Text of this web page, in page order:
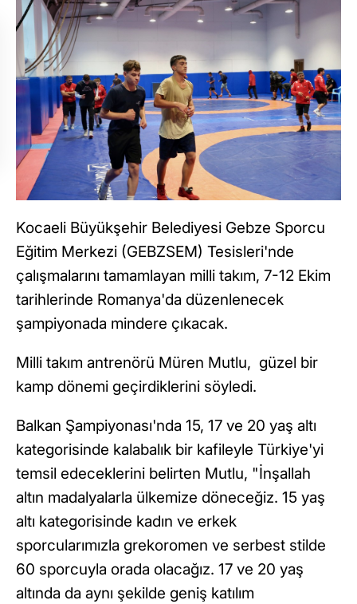
Kocaeli Büyükşehir Belediyesi Gebze Sporcu
Eğitim Merkezi (GEBZSEM) Tesisleri'nde
çalışmalarını tamamlayan milli takım, 7-12 Ekim
tarihlerinde Romanya'da düzenlenecek
şampiyonada mindere çıkacak.
Milli takım antrenörü Müren Mutlu, güzel bir
kamp dönemi geçirdiklerini söyledi.
Balkan Şampiyonası'nda 15, 17 ve 20 yaş altı
kategorisinde kalabalık bir kafileyle Türkiye'yi
temsil edeceklerini belirten Mutlu, "İnşallah
altın madalyalarla ülkemize döneceğiz. 15 yaş
altı kategorisinde kadın ve erkek
sporcularımızla grekoromen ve serbest stilde
60 sporcuyla orada olacağız. 17 ve 20 yaş
altında da aynı şekilde geniş katılım